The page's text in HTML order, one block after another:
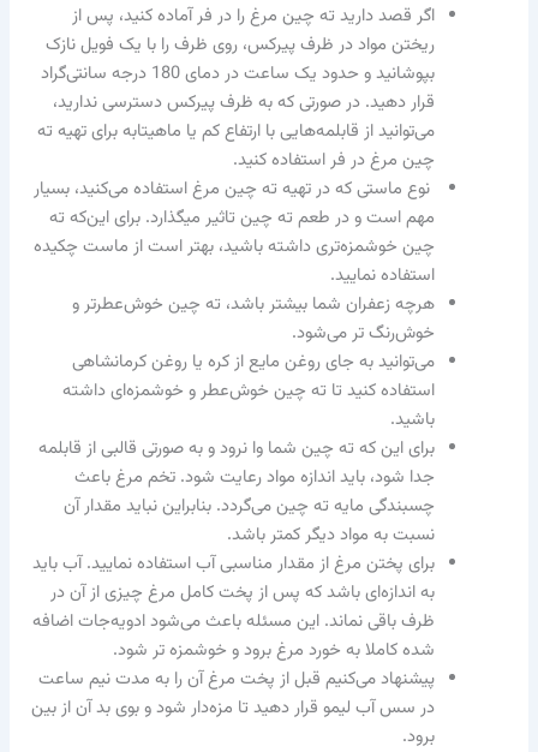
اگر قصد دارید ته چین مرغ را در فر آماده کنید، پس از
ریختن مواد در ظرف پیرکس، روی ظرف را با یک فویل نازک
بپوشانید و حدود یک ساعت در دمای 180 درجه سانتی‌گراد
قرار دهید. در صورتی که به ظرف پیرکس دسترسی ندارید،
می‌توانید از قابلمه‌هایی با ارتفاع کم یا ماهیتابه برای تهیه ته
چین مرغ در فر استفاده کنید.
نوع ماستی که در تهیه ته چین مرغ استفاده می‌کنید، بسیار
مهم است و در طعم ته چین تاثیر می‏‎گذارد. برای این‌که ته
چین خوشمزه‌تری داشته باشید، بهتر است از ماست چکیده
استفاده نمایید.
هرچه زعفران شما بیشتر باشد، ته چین خوش‌عطرتر و
خوش‌رنگ تر می‌شود.
می‌توانید به جای روغن مایع از کره یا روغن کرمانشاهی
استفاده کنید تا ته چین خوش‌عطر و خوشمزه‌ای داشته
باشید.
برای این‌ که ته چین شما وا نرود و به صورتی قالبی از قابلمه
جدا شود، باید اندازه مواد رعایت شود. تخم مرغ باعث
چسبندگی مایه ته چین می‌گردد. بنابراین نباید مقدار آن
نسبت به مواد دیگر کمتر باشد.
برای پختن مرغ از مقدار مناسبی آب استفاده نمایید. آب باید
به اندازه‌ای باشد که پس از پخت کامل مرغ چیزی از آن در
ظرف باقی نماند. این مسئله باعث می‌شود ادویه‌جات اضافه
شده کاملا به خورد مرغ برود و خوشمزه تر شود.
پیشنهاد می‌کنیم قبل از پخت مرغ آن را به مدت نیم ساعت
در سس آب لیمو قرار دهید تا مزه‌دار شود و بوی بد آن از بین
برود.